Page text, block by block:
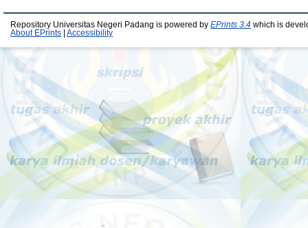
Repository Universitas Negeri Padang is powered by EPrints 3.4 which is
About EPrints
Accessibility